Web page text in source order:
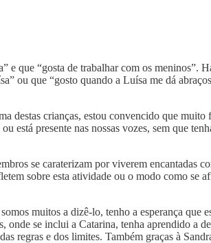
que “gosta de trabalhar com os meninos”.
ou que “gosto quando a Luísa me dá
destas crianças, estou convencido que
está presente nas nossas vozes, sem que
se caraterizam por viverem encantadas
sobre esta atividade ou o modo como se
muitos a dizê-lo, tenho a esperança que
se inclui a Catarina, tenha aprendido a
regras e dos limites. Também graças à